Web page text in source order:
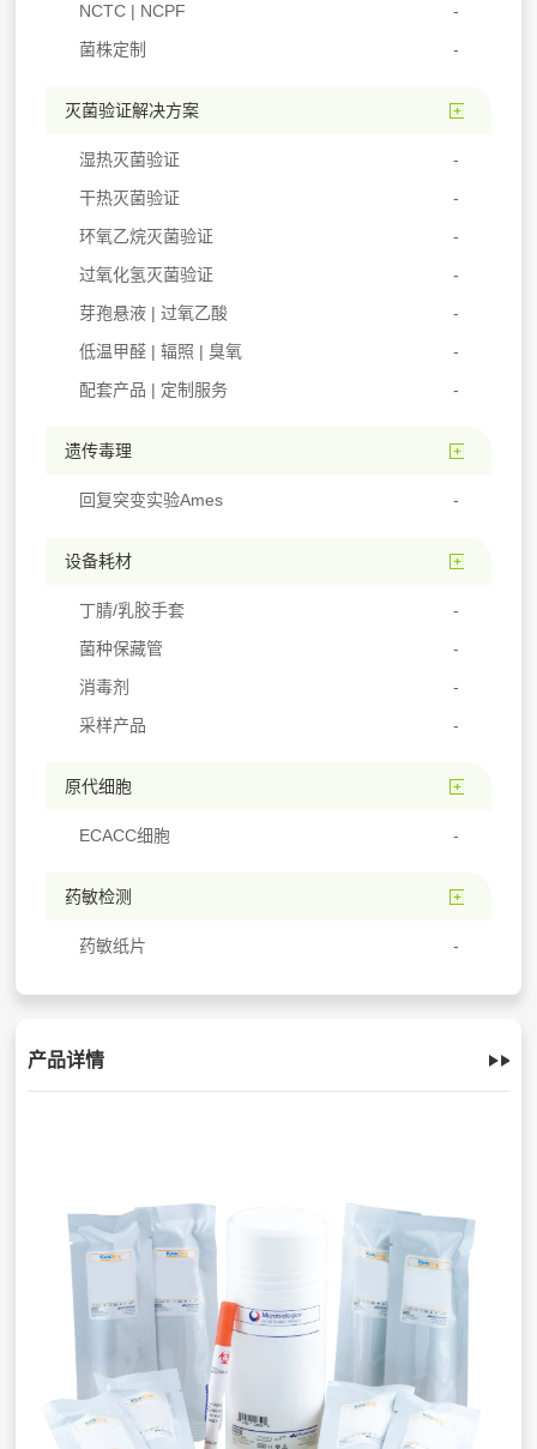
NCTC | NCPF
菌株定制
灭菌验证解决方案
湿热灭菌验证
干热灭菌验证
环氧乙烷灭菌验证
过氧化氢灭菌验证
芽孢悬液 | 过氧乙酸
低温甲醛 | 辐照 | 臭氧
配套产品 | 定制服务
遗传毒理
回复突变实验Ames
设备耗材
丁腈/乳胶手套
菌种保藏管
消毒剂
采样产品
原代细胞
ECACC细胞
药敏检测
药敏纸片
产品详情